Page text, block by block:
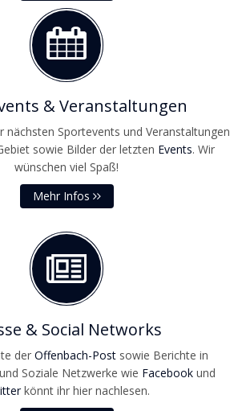
& Veranstaltungen
nächsten Sportevents und Veranstaltungen
sowie Bilder der letzten Events. Wir
wünschen viel Spaß!
Mehr Infos
& Social Networks
der Offenbach-Post sowie Berichte in
Soziale Netzwerke wie Facebookund
könnt ihr hier nachlesen.